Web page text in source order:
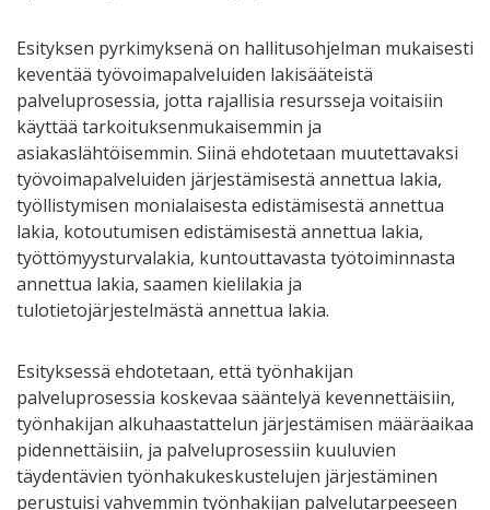
Esityksen pyrkimyksenä on hallitusohjelman mukaisesti
keventää työvoimapalveluiden lakisääteistä
palveluprosessia, jotta rajallisia resursseja voitaisiin
käyttää tarkoituksenmukaisemmin ja
asiakaslähtöisemmin. Siinä ehdotetaan muutettavaksi
työvoimapalveluiden järjestämisestä annettua lakia,
työllistymisen monialaisesta edistämisestä annettua
lakia, kotoutumisen edistämisestä annettua lakia,
työttömyysturvalakia, kuntouttavasta työtoiminnasta
annettua lakia, saamen kielilakia ja
tulotietojärjestelmästä annettua lakia.
Esityksessä ehdotetaan, että työnhakijan
palveluprosessia koskevaa sääntelyä kevennettäisiin,
työnhakijan alkuhaastattelun järjestämisen määräaikaa
pidennettäisiin, ja palveluprosessiin kuuluvien
täydentävien työnhakukeskustelujen järjestäminen
perustuisi vahvemmin työnhakijan palvelutarpeeseen